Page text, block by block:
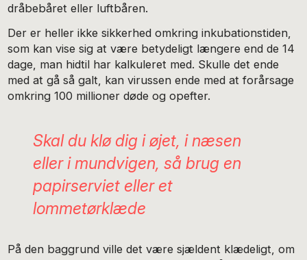
dråbebåret eller luftbåren.
Der er heller ikke sikkerhed omkring inkubationstiden,
som kan vise sig at være betydeligt længere end de 14
dage, man hidtil har kalkuleret med. Skulle det ende
med at gå så galt, kan virussen ende med at forårsage
omkring 100 millioner døde og opefter.
Skal du klø dig i øjet, i næsen
eller i mundvigen, så brug en
papirserviet eller et
lommetørklæde
På den baggrund ville det være sjældent klædeligt, om